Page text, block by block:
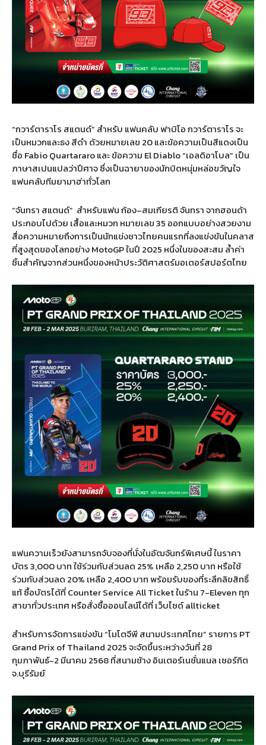
“กวาร์ตาราโร สแตนด์” สำหรับ แฟนคลับ ฟาบิโอ กวาร์ตาราโร จะ
เป็นหมวกและธง สีดำ ด้วยหมายเลข 20และข้อความเป็นสีแดงเป็น
ชื่อ Fabio Quartararoและ ข้อความ El Diablo “เอลดิอาโบล” เป็น
ภาษาสเปนแปลว่าปีศาจ ซึ่งเป็นฉายาของนักบิดหนุ่มหล่อขวัญใจ
แฟนคลับทีมยามาฮ่าทั่วโลก
“จันทรา สแตนด์” สำหรับแฟน ก้อง–สมเกียรติ จันทรา จากฮอนด้า
ประกอบไปด้วย เสื้อและหมวก หมายเลข35 ออกแบบอย่างสวยงาม
สื่อความหมายถึงการเป็นนักแข่งชาวไทยคนแรกที่ลงแข่งขันในคลาส
ที่สูงสุดของโลกอย่างMotoGPในปี 2025 หนึ่งในของสะสม ล้ำค่า
ชิ้นสำคัญจากส่วนหนึ่งของหน้าประวัติศาสตร์มอเตอร์สปอร์ตไทย
แฟนความเร็วยังสามารถจับจองที่นั่งในอัฒจันทร์พิเศษนี้ ในราคา
บัตร3,000บาท ใช้ร่วมกับส่วนลด 25% เหลือ 2,250บาท หรือใช้
ร่วมกับส่วนลด 20% เหลือ 2,400บาท พร้อมรับของที่ระลึกลิขสิทธิ์
แท้ ซื้อบัตรได้ที่Counter Service All Ticketในร้าน 7-Eleven ทุก
สาขาทั่วประเทศ หรือสั่งซื้อออนไลน์ได้ที่ เว็บไซด์allticket
สำหรับการจัดการแข่งขัน“โมโตจีพี สนามประเทศไทย” รายการ PT
Grand Prix of Thailand 2025จะจัดขึ้นระหว่างวันที่28
กุมภาพันธ์-2 มีนาคม 2568ที่สนามช้าง อินเตอร์เนชั่นแนล เซอร์กิต
จ.บุรีรัมย์